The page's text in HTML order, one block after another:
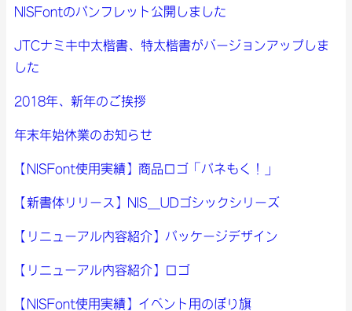
NISFontのパンフレット公開しました
JTCナミキ中太楷書、特太楷書がバージョンアップしま
した
2018年、新年のご挨拶
年末年始休業のお知らせ
【NISFont使用実績】商品ロゴ「パネもく！」
【新書体リリース】NIS_UDゴシックシリーズ
【リニューアル内容紹介】パッケージデザイン
【リニューアル内容紹介】ロゴ
【NISFont使用実績】イベント用のぼり旗